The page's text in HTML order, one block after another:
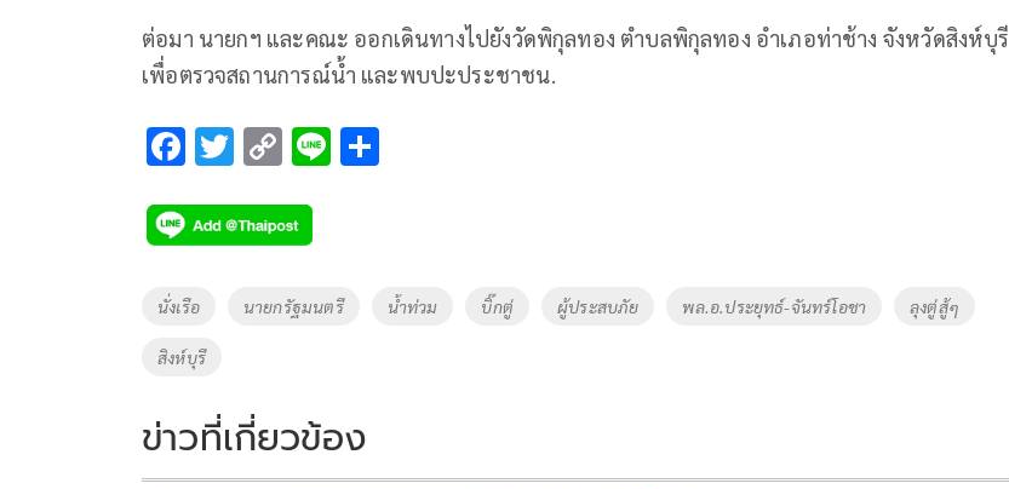
ต่อมา นายกฯ และคณะ ออกเดินทางไปยังวัดพิกุลทอง ตำบลพิกุลทอง อำเภอท่าช้าง จังหวัดสิงห์บุรี
เพื่อตรวจสถานการณ์น้ำ และพบปะประชาชน.
F
e
b
o
o
k
T
tt
er
C
p
y
Li
Li
Tags
นั่งเรือ นายกรัฐมนตรี น้ำท่วม บิ๊กตู่ ผู้ประสบภัย พล.อ.ประยุทธ์-จันทร์โอชา ลุงตู่สู้ๆ
สิงห์บุรี
ข่าวที่เกี่ยวข้อง